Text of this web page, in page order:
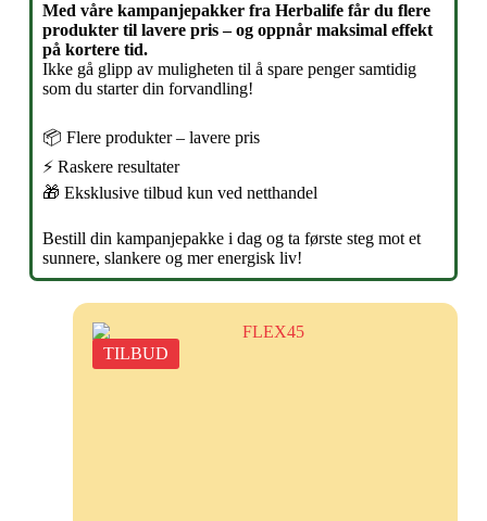
Med våre kampanjepakker fra Herbalife får du flere
produkter til lavere pris – og oppnår maksimal effekt
på kortere tid.
Ikke gå glipp av muligheten til å spare penger samtidig
som du starter din forvandling!
📦 Flere produkter – lavere pris
⚡ Raskere resultater
🎁 Eksklusive tilbud kun ved netthandel
Bestill din kampanjepakke i dag og ta første steg mot et
sunnere, slankere og mer energisk liv!
TILBUD